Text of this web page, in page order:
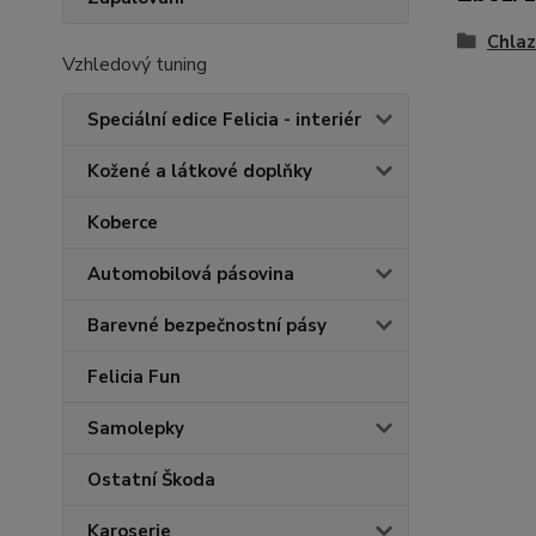
Vzhledový tuning
Speciální edice Felicia - interiér
Kožené a látkové doplňky
Koberce
Automobilová pásovina
Barevné bezpečnostní pásy
Felicia Fun
Samolepky
Ostatní Škoda
Karoserie